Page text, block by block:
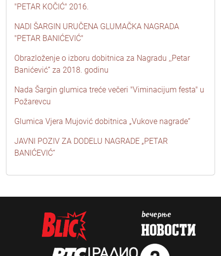
"PETAR KOČIĆ" 2016.
NADI ŠARGIN URUČENA GLUMAČKA NAGRADA
"PETAR BANIĆEVIĆ"
Obrazloženje o izboru dobitnica za Nagradu ,,Petar
Banićević” za 2018. godinu
Nada Šargin glumica treće večeri "Viminacijum festa" u
Požarevcu
Glumica Vjera Mujović dobitnica „Vukove nagrade“
JAVNI POZIV ZA DODELU NAGRADE „PETAR
BANIĆEVIĆ“